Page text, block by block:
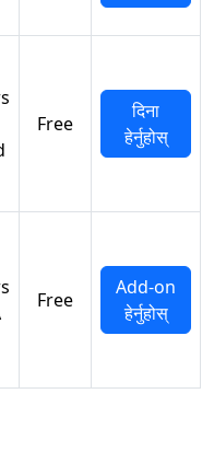
Free
दिना
हेर्नुहोस्
Free
Add-on
हेर्नुहोस्